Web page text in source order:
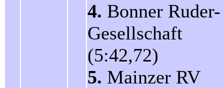
4. Bonner Ruder-
Gesellschaft
(5:42,72)
5. Mainzer RV